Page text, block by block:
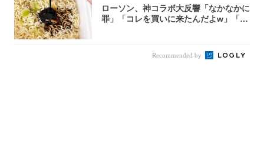
ローソン、神コラボ大反響「なかなかに
罪」「コレを買いに来たんだよw」「３
Recommended by